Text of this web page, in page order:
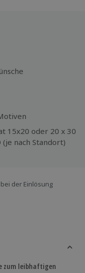
15x20 oder 20 x 30
(je nach Standort)
der Einlösung
zum leibhaftigen